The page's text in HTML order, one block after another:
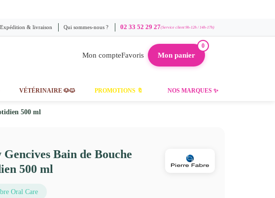
Expédition & livraison Qui sommes-nous ? 02 33 52 29 27(Service client 9h-12h / 14h-17h)
Mon compteFavoris Mon panier
0
VÉTÉRINAIRE 🐶🐱 PROMOTIONS 🔖 NOS MARQUES ✨
500 ml
Bain de Bouche
500 ml
Oral Care